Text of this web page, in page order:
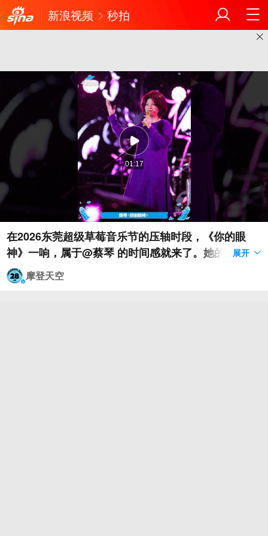
新浪视频 秒拍
01:17
在2026东莞超级草莓音乐节的压轴时段，《你的眼
神》一响，属于@蔡琴 的时间感就来了。她的歌声不
追逐热闹，只把温柔唱得厚重安静又绵长。那些熟悉
的旋律在人群中慢慢回荡，像一封多年之后仍然会被
展开
摩登天空